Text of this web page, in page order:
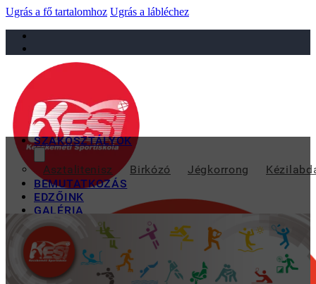
Ugrás a fő tartalomhoz Ugrás a lábléchez
sportiskola@juniorsportkft.hu
SZAKOSZTÁLYOK
Asztalitenisz Birkózó Jégkorrong
BEMUTATKOZÁS
EDZŐINK
GALÉRIA
TAO
KAPCSOLAT